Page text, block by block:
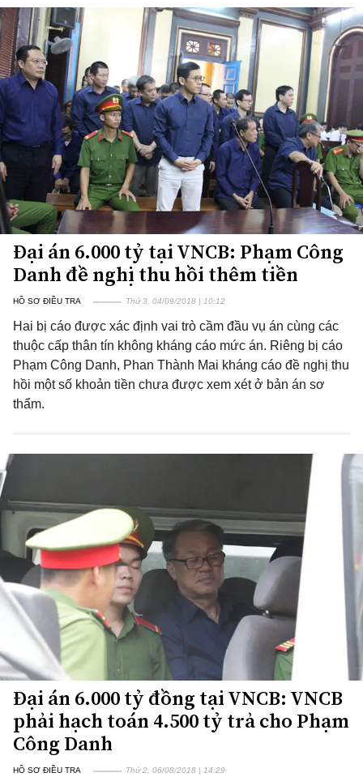
Đại án 6.000 tỷ tại VNCB: Phạm Công
Danh đề nghị thu hồi thêm tiền
HỒ SƠ ĐIỀU TRA Thứ 3, 04/09/2018 | 10:12
Hai bị cáo được xác định vai trò cầm đầu vụ án cùng các
thuộc cấp thân tín không kháng cáo mức án. Riêng bị cáo
Phạm Công Danh, Phan Thành Mai kháng cáo đề nghị thu
hồi một số khoản tiền chưa được xem xét ở bản án sơ
thẩm.
Đại án 6.000 tỷ đồng tại VNCB: VNCB
phải hạch toán 4.500 tỷ trả cho Phạm
Công Danh
HỒ SƠ ĐIỀU TRA Thứ 2, 06/08/2018 | 14:29